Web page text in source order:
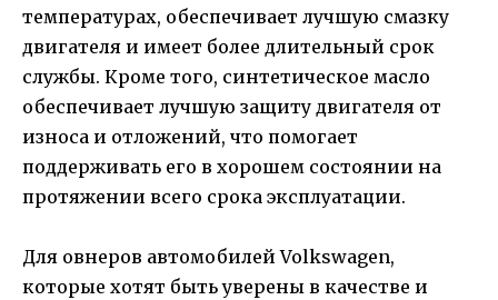
температурах, обеспечивает лучшую смазку
двигателя и имеет более длительный срок
службы. Кроме того, синтетическое масло
обеспечивает лучшую защиту двигателя от
износа и отложений, что помогает
поддерживать его в хорошем состоянии на
протяжении всего срока эксплуатации.
Для овнеров автомобилей Volkswagen,
которые хотят быть уверены в качестве и